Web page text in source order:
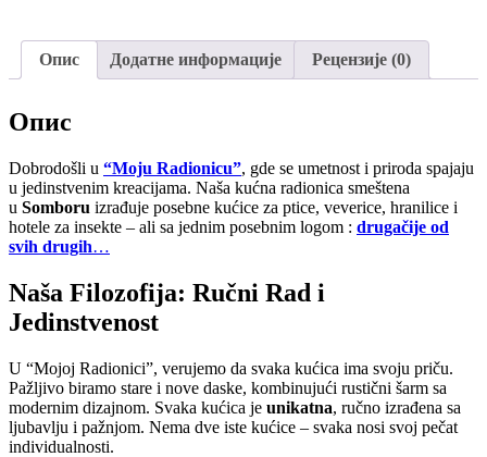
Опис Додатне информације Рецензије (0)
Опис
Dobrodošli u “Moju Radionicu”, gde se umetnost i priroda spajaju
u jedinstvenim kreacijama. Naša kućna radionica smeštena
u Somboru izrađuje posebne kućice za ptice, veverice, hranilice i
hotele za insekte – ali sa jednim posebnim logom : drugačije od
svih drugih…
Naša Filozofija: Ručni Rad i
Jedinstvenost
U “Mojoj Radionici”, verujemo da svaka kućica ima svoju priču.
Pažljivo biramo stare i nove daske, kombinujući rustični šarm sa
modernim dizajnom. Svaka kućica je unikatna, ručno izrađena sa
ljubavlju i pažnjom. Nema dve iste kućice – svaka nosi svoj pečat
individualnosti.